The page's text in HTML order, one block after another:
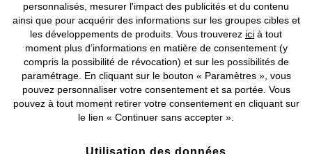
Mentions légales Résilier le contrat
2026 bonprix. Tous droits réservés.
Deutsch Français
personnalisés, mesurer l'impact des publicités et du contenu
ainsi que pour acquérir des informations sur les groupes cibles et
les développements de produits. Vous trouverez ici à tout
moment plus d’informations en matière de consentement (y
compris la possibilité de révocation) et sur les possibilités de
paramétrage. En cliquant sur le bouton « Paramètres », vous
pouvez personnaliser votre consentement et sa portée. Vous
pouvez à tout moment retirer votre consentement en cliquant sur
le lien « Continuer sans accepter ».
Utilisation des données